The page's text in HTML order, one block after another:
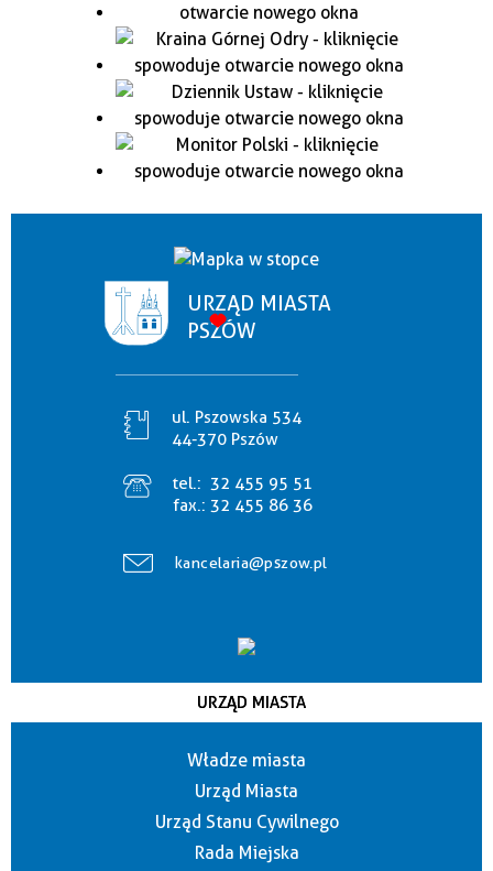
URZĄD MIASTA
PSZÓW
ul. Pszowska 534
44-370 Pszów
tel.: 32 455 95 51
fax.: 32 455 86 36
kancelaria@pszow.pl
URZĄD MIASTA
Władze miasta
Urząd Miasta
Urząd Stanu Cywilnego
Rada Miejska